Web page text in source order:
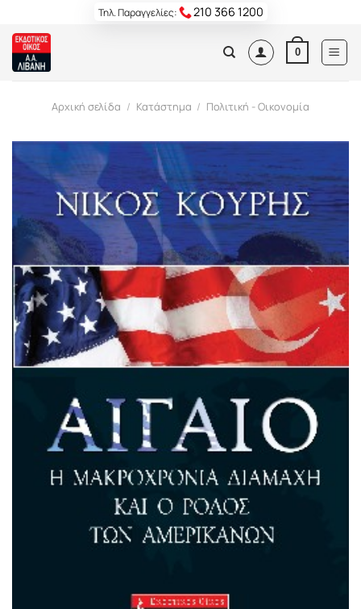
content
Τηλ. Παραγγελίες: 210 366 1200
0
Αρχική σελίδα / Κατάστημα / Πολιτική - Οικονομία